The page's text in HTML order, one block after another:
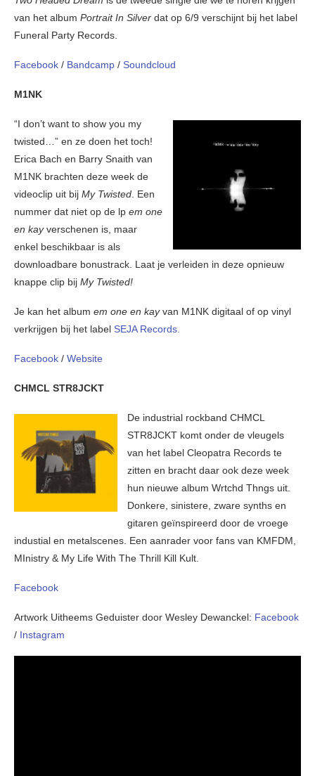
van het album Portrait In Silver dat op 6/9 verschijnt bij het label
Funeral Party Records.
Facebook / Bandcamp / Soundcloud
M1NK
“I don’t want to show you my
twisted…” en ze doen het toch!
Erica Bach en Barry Snaith van
M1NK brachten deze week de
videoclip uit bij My Twisted . Een
nummer dat niet op de lp em one
en kayverschenen is, maar
enkel beschikbaar is als
downloadbare bonustrack. Laat je verleiden in deze opnieuw
knappe clip bij My Twisted!
Je kan het album em one en kayvan M1NK digitaal of op vinyl
verkrijgen bij het label SEJA Records.
Facebook / Website
CHMCL STR8JCKT
De industrial rockband CHMCL
STR8JCKT komt onder de vleugels
van het label Cleopatra Records te
zitten en bracht daar ook deze week
hun nieuwe album Wrtchd Thngs uit.
Donkere, sinistere, zware synths en
gitaren geïnspireerd door de vroege
industial en metalscenes. Een aanrader voor fans van KMFDM,
MInistry & My Life With The Thrill Kill Kult.
Facebook
Artwork Uitheems Geduister door Wesley Dewanckel: Facebook
/ Instagram